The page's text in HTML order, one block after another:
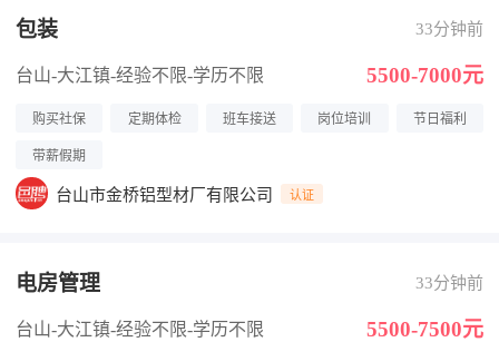
包装 33分钟前
台山-大江镇-经验不限-学历不限 5500-7000元
购买社保 定期体检 班车接送 岗位培训 节日福利
带薪假期
台山市金桥铝型材厂有限公司 认证
电房管理 33分钟前
台山-大江镇-经验不限-学历不限 5500-7500元